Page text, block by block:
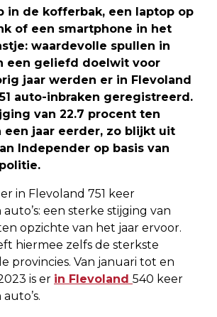
in de kofferbak, een laptop op
of een smartphone in het
waardevolle spullen in
een geliefd doelwit voor
jaar werden er in Flevoland
auto-inbraken geregistreerd.
van 22.7 procent ten
een jaar eerder, zo blijkt uit
Independer op basis van
in Flevoland 751 keer
een sterke stijging van
opzichte van het jaar ervoor.
hiermee zelfs de sterkste
provincies. Van januari tot en
is er in Flevoland 540 keer